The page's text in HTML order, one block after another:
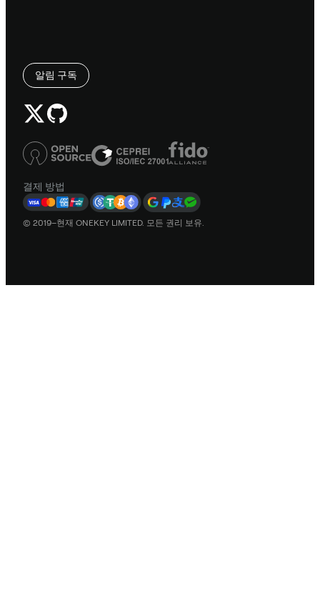
알림 구독
결제 방법
© 2019–현재 ONEKEY LIMITED. 모든 권리 보유.